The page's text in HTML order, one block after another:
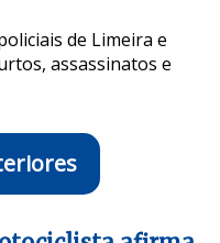
de Limeira e
assassinatos e